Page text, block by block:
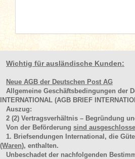
Wichtig für ausländische Kunden:
Neue AGB der Deutschen Post AG
Allgemeine Geschäftsbedingungen der
INTERNATIONAL (AGB BRIEF
Auszug:
2 (2) Vertragsverhältnis – Begründung
Von der Beförderung sind
1. Briefsendungen International, die
(Waren), enthalten.
Unbeschadet der nachfolgenden